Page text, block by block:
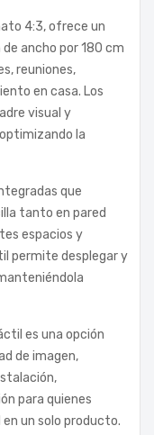
4:3, ofrece un
ancho por 180 cm
reuniones,
en casa. Los
visual y
la
que
tanto en pared
espacios y
permite desplegar y
es una opción
de imagen,
para quienes
un solo producto.